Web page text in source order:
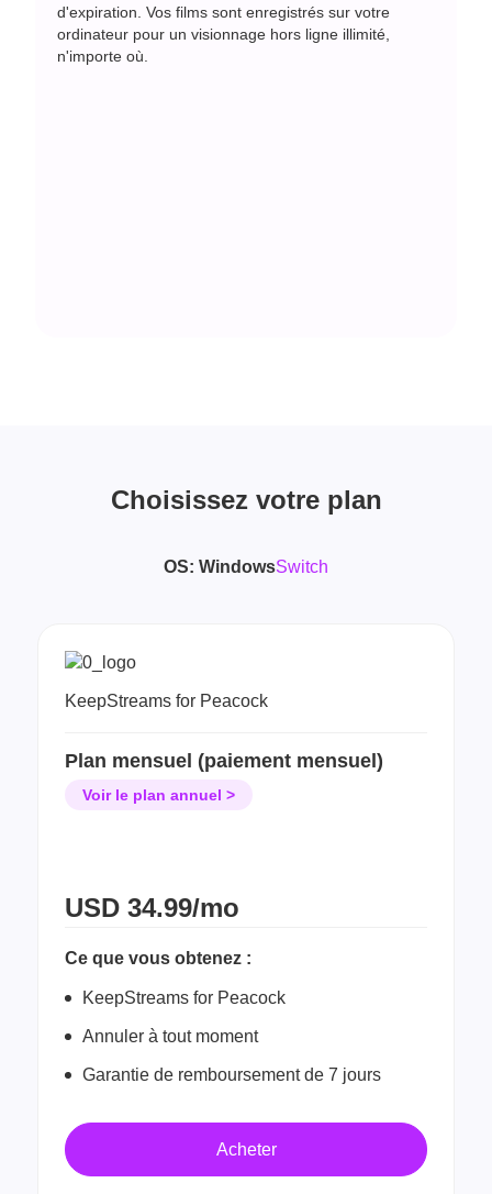
d'expiration. Vos films sont enregistrés sur votre
ordinateur pour unvisionnage hors ligne illimité
n'importe où.
Choisissez votre plan
OS: WindowsSwitch
KeepStreams for Peacock
Plan mensuel (paiement mensuel)
Voir le plan annuel >
USD 34.99/mo
Ce que vous obtenez :
KeepStreams for Peacock
Annuler à tout moment
Garantie de remboursement de 7 jours
Acheter